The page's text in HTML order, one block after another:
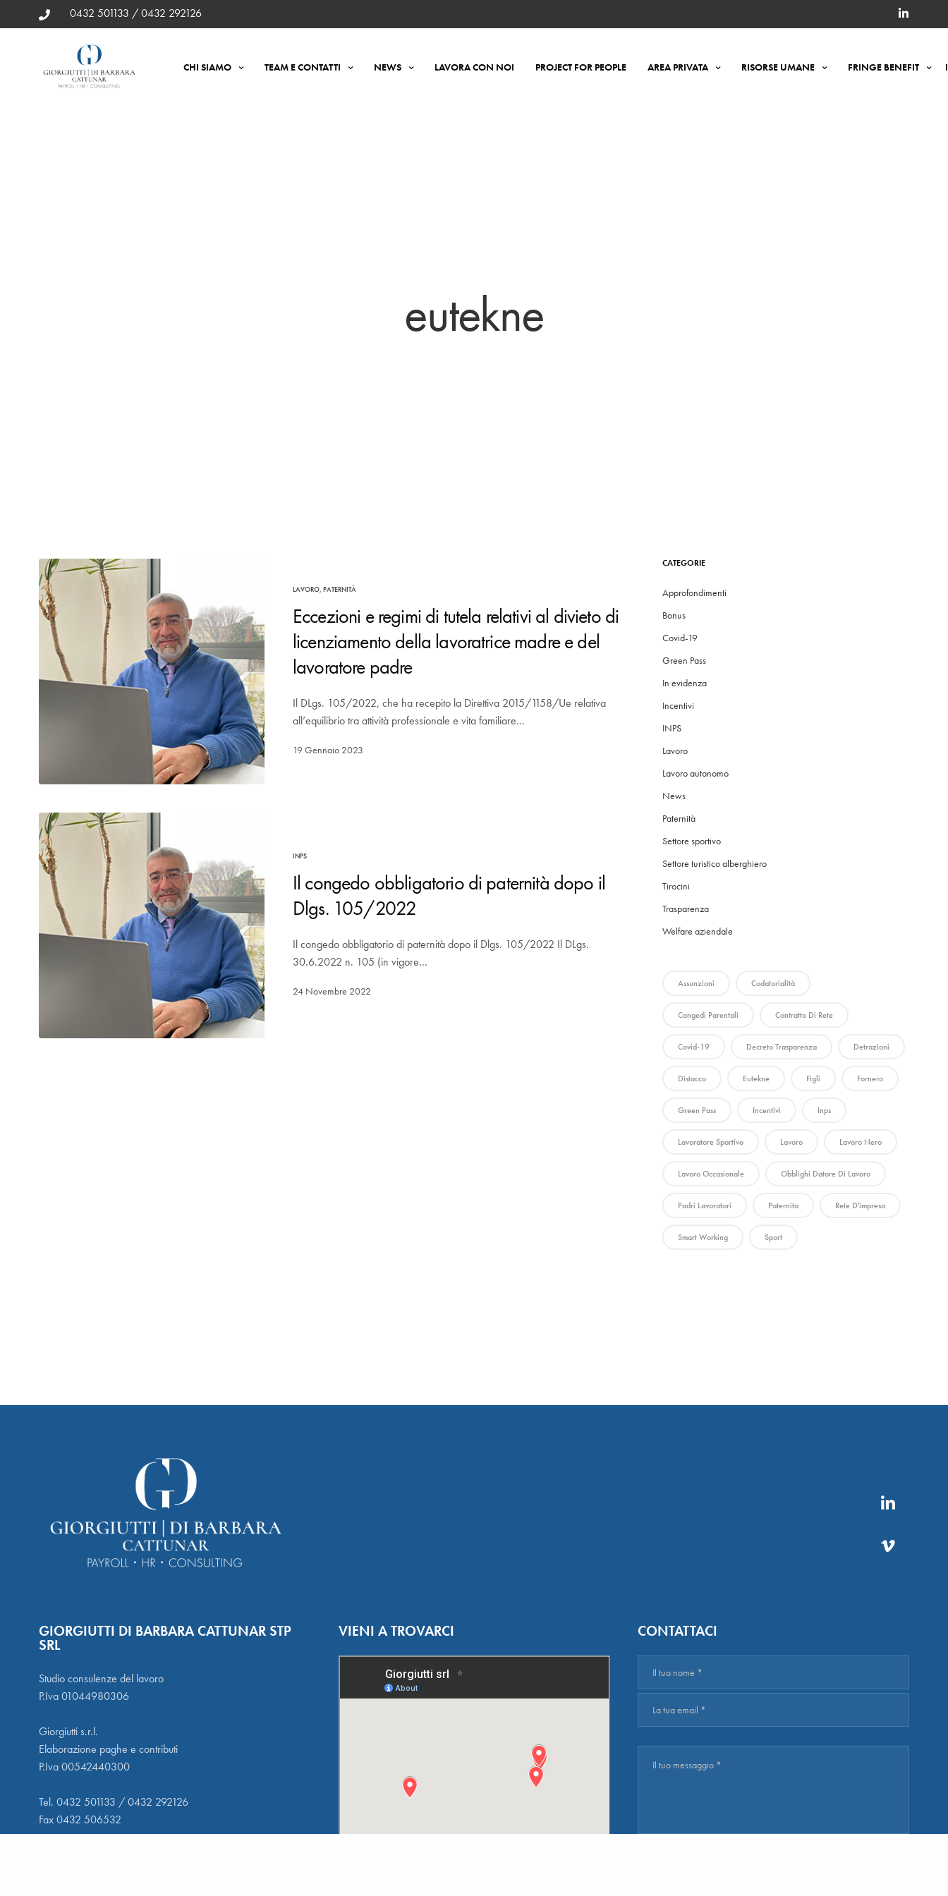
0432 501133 / 0432 292126
CHI SIAMO TEAM E CONTATTI NEWS LAVORA CON NOI PROJECT FOR PEOPLE AREA PRIVATA RISORSE UMANE FRINGE BENEFIT
eutekne
LAVORO, PATERNITÀ
Eccezioni e regimi di tutela relativi al divieto di
licenziamento della lavoratrice madre e del
lavoratore padre
Il DLgs. 105/2022, che ha recepito la Direttiva 2015/1158/Ue relativa
all’equilibrio tra attività professionale e vita familiare…
19 Gennaio 2023
INPS
Il congedo obbligatorio di paternità dopo il
Dlgs. 105/2022
Il congedo obbligatorio di paternità dopo il Dlgs. 105/2022 Il DLgs.
30.6.2022 n. 105 (in vigore…
24 Novembre 2022
CATEGORIE
Approfondimenti
Bonus
Covid-19
Green Pass
In evidenza
Incentivi
INPS
Lavoro
Lavoro autonomo
News
Paternità
Settore sportivo
Settore turistico alberghiero
Tirocini
Trasparenza
Welfare aziendale
Assunzioni Codatorialità
Congedi Parentali Contratto Di Rete
Covid-19 Decreto Trasparenza Detrazioni
Distacco Eutekne Figli Fornero
Green Pass Incentivi Inps
Lavoratore Sportivo Lavoro Lavoro Nero
Lavoro Occasionale Obblighi Datore Di Lavoro
Padri Lavoratori Paternita Rete D'impresa
Smart Working Sport
GIORGIUTTI DI BARBARA CATTUNAR STP
SRL
Studio consulenze del lavoro
P.Iva 01044980306
Giorgiutti s.r.l.
Elaborazione paghe e contributi
P.Iva 00542440300
Tel. 0432 501133 / 0432 292126
Fax 0432 506532
VIENI A TROVARCI CONTATTACI